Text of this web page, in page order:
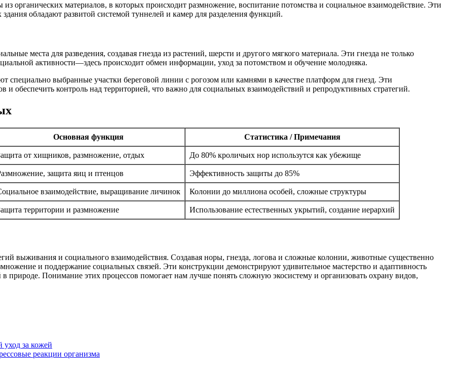
органических материалов, в которых происходит размножение, воспитание потомства и социальное взаимодействие. Эти
обладают развитой системой туннелей и камер для разделения функций.
места для разведения, создавая гнезда из растений, шерсти и другого мягкого материала. Эти гнезда не только
активности—здесь происходит обмен информации, уход за потомством и обучение молодняка.
выбранные участки береговой линии с рогозом или камнями в качестве платформ для гнезд. Эти
обеспечить контроль над территорией, что важно для социальных взаимодействий и репродуктивных стратегий.
Основная функция Статистика / Примечания
от хищников, размножение, отдых До 80% кроличьих нор использутся как убежище
защита яиц и птенцов Эффективность защиты до 85%
взаимодействие, выращивание личинок Колонии до миллиона особей, сложные структуры
территории и размножение Использование естественных укрытий, создание иерархий
выживания и социального взаимодействия. Создавая норы, гнезда, логова и сложные колонии, животные существенно
и поддержание социальных связей. Эти конструкции демонстрируют удивительное мастерство и адаптивность
природе. Понимание этих процессов помогает нам лучше понять сложную экосистему и организовать охрану видов,
за кожей
реакции организма